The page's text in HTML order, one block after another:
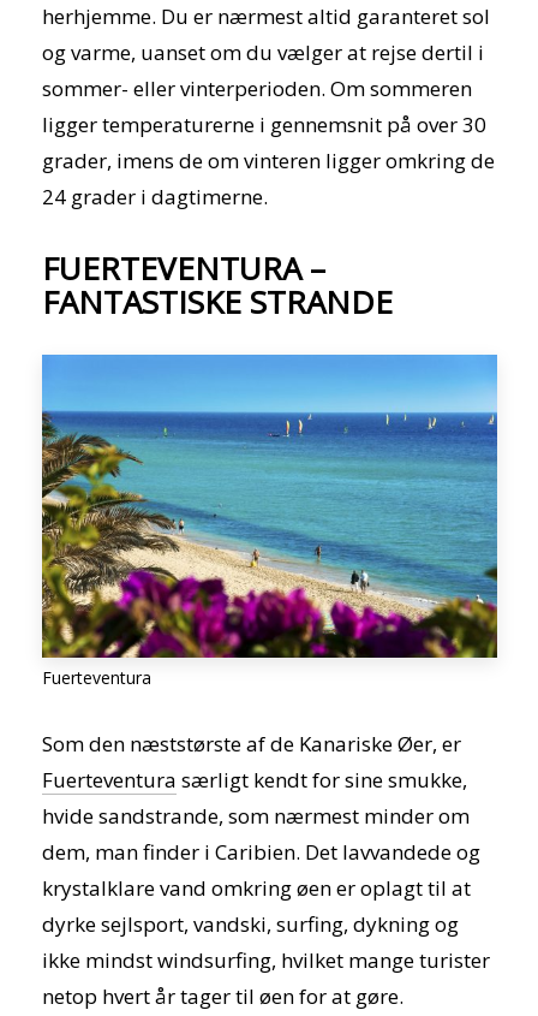
herhjemme. Du er nærmest altid garanteret sol
og varme, uanset om du vælger at rejse dertil i
sommer- eller vinterperioden. Om sommeren
ligger temperaturerne i gennemsnit på over 30
grader, imens de om vinteren ligger omkring de
24 grader i dagtimerne.
FUERTEVENTURA –
FANTASTISKE STRANDE
Fuerteventura
Som den næststørste af de Kanariske Øer, er
Fuerteventura særligt kendt for sine smukke,
hvide sandstrande, som nærmest minder om
dem, man finder i Caribien. Det lavvandede og
krystalklare vand omkring øen er oplagt til at
dyrke sejlsport, vandski, surfing, dykning og
ikke mindst windsurfing, hvilket mange turister
netop hvert år tager til øen for at gøre.